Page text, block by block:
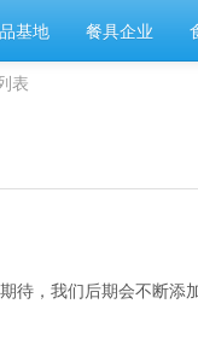
基地 餐具企业
表
待，我们后期会不断添